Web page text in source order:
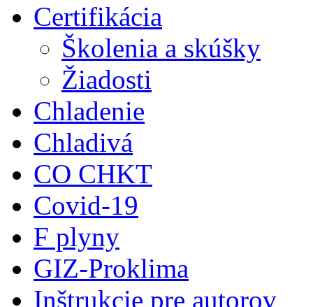
Certifikácia
Školenia a skúšky
Žiadosti
Chladenie
Chladivá
CO CHKT
Covid-19
F plyny
GIZ-Proklima
Inštrukcie pre autorov